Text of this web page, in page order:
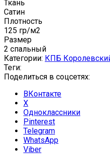
Ткань
Сатин
Плотность
125 гр/м2
Размер
2 спальный
Категории: КПБ
Теги:
Поделиться в соцсетях:
ВКонтакте
X
Одноклассники
Pinterest
Telegram
WhatsApp
Viber